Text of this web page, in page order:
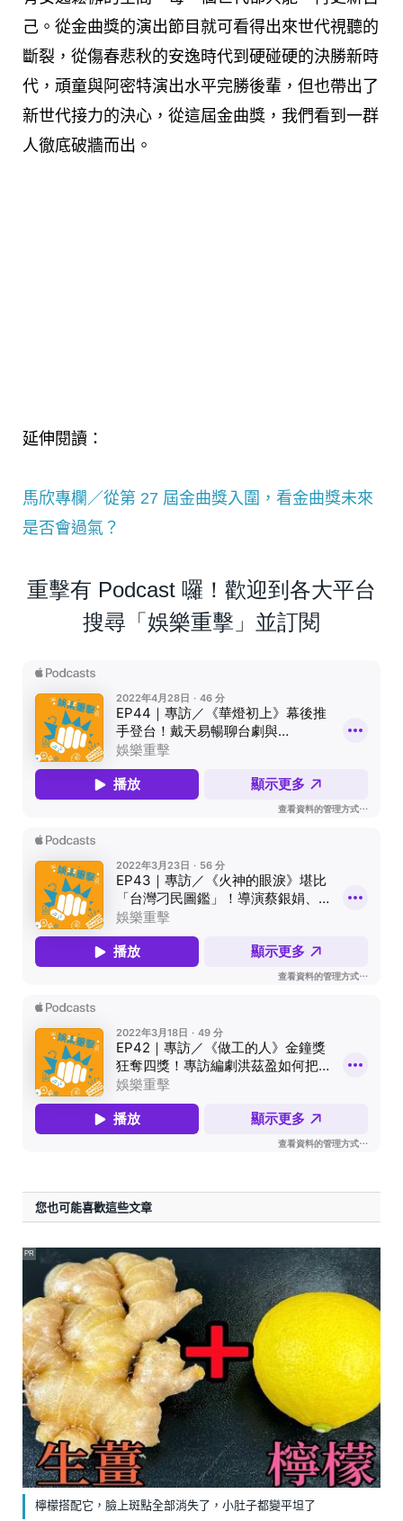
己。從金曲獎的演出節目就可看得出來世代視聽的
斷裂，從傷春悲秋的安逸時代到硬碰硬的決勝新時
代，頑童與阿密特演出水平完勝後輩，但也帶出了
新世代接力的決心，從這屆金曲獎，我們看到一群
人徹底破牆而出。
延伸閱讀：
馬欣專欄／從第 27 屆金曲獎入圍，看金曲獎未來
是否會過氣？
重擊有 Podcast 囉！歡迎到各大平台
搜尋「娛樂重擊」並訂閱
您也可能喜歡這些文章
檸檬搭配它，臉上斑點全部消失了，小肚子都變平坦了
PR